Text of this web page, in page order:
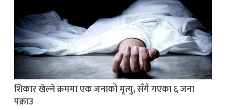
शिकार खेल्ने क्रममा एक जनाको मृत्यु, सँगै गएका ६ जना
पक्राउ